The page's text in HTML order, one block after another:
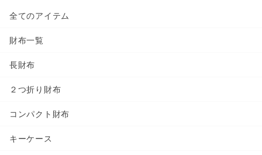
全てのアイテム
財布一覧
長財布
２つ折り財布
コンパクト財布
キーケース